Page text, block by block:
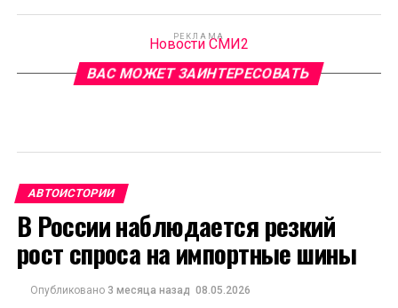
РЕКЛАМА
Новости СМИ2
ВАС МОЖЕТ ЗАИНТЕРЕСОВАТЬ
АВТОИСТОРИИ
В России наблюдается резкий
рост спроса на импортные шины
Опубликовано 3 месяца назад 08.05.2026